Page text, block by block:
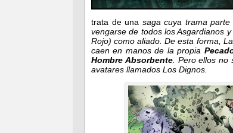
trata de una saga cuya trama
vengarse de todos los Asgardianos
Rojo) como aliado. De esta forma,
caen en manos de la propia
Hombre Absorbente. Pero ellos no
avatares llamados Los Dignos.